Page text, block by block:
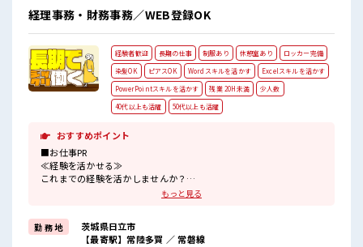
自分タイム！ のんびりスマホチェック♪ 持ち物が多いあなた
にもぴったり☆ ロッカー付き職場♪ #ryo
経理事務・財務事務／WEB登録OK
経験者歓迎 長期の仕事 制服あり 休憩室あり
ロッカー完備
染髪OK
ピアスOK Wordスキルを活かす
Excelスキルを活かす
PowerPointスキルを活かす
残業 20H未満
少人数
40代以上も活躍
50代以上も活躍
おすすめポイント
■お仕事PR
≪経験を活かせる≫
これまでの経験を活かしませんか？
≪適度な残業でお給料UP≫
残業は月20時間未満で、
ほどよく稼げます♪
もっと見る
勤 務 地
茨城県日立市
【最寄駅】常陸多賀 ／ 常磐線